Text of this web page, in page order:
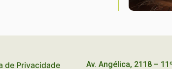
de Privacidade
Av. Angélica, 2118 –